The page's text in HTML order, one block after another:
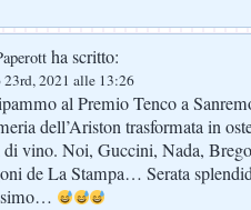
ha scritto:
2021 alle 13:26
al Premio Tenco a
dell’Ariston trasformata in
di vino. Noi, Guccini, Nada,
de La Stampa… Serata